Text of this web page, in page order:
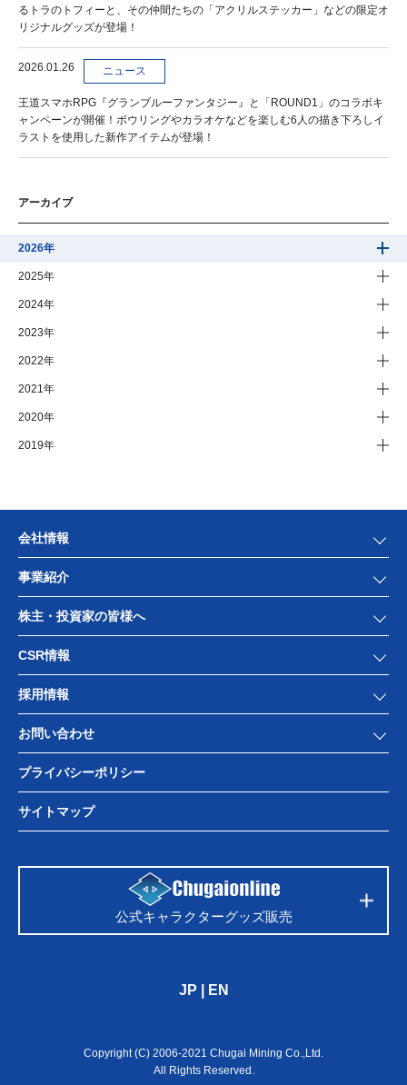
るトラのトフィーと、その仲間たちの「アクリルステッカー」などの限定オ
リジナルグッズが登場！
2026.01.26 ニュース
王道スマホRPG『グランブルーファンタジー』と「ROUND1」のコラボキ
ャンペーンが開催！ボウリングやカラオケなどを楽しむ6人の描き下ろしイ
ラストを使用した新作アイテムが登場！
アーカイブ
2026年
2025年
2024年
2023年
2022年
2021年
2020年
2019年
会社情報
事業紹介
株主・投資家の皆様へ
CSR情報
採用情報
お問い合わせ
プライバシーポリシー
サイトマップ
公式キャラクターグッズ販売
JP EN
Copyright (C) 2006-2021 Chugai Mining Co.,Ltd.
All Rights Reserved.